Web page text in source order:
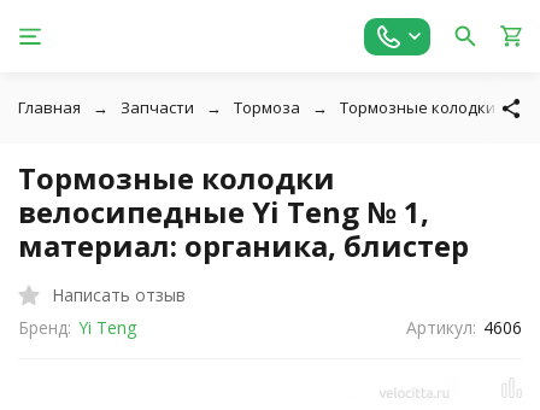
Главная Запчасти Тормоза Тормозные колодки
Тормозные колодки
велосипедные Yi Teng № 1,
материал: органика, блистер
Написать отзыв
Бренд: Yi Teng Артикул: 4606